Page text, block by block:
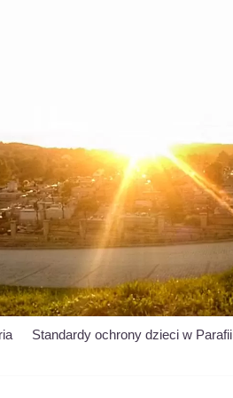
Standardy ochrony dzieci w Parafii